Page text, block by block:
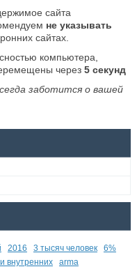
сайта
не указывать
сайтах.
компьютера,
через 5секунд
заботится о вашей
2016 3 тысяч человек
6%
внутренних arma